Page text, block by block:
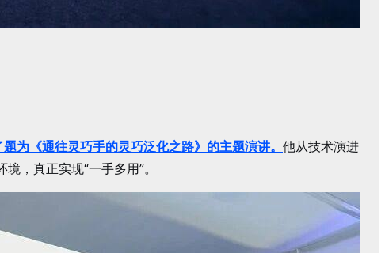
为《通往灵巧手的灵巧泛化之路》的主题演讲。 他从技术演进
，真正实现“一手多用”。